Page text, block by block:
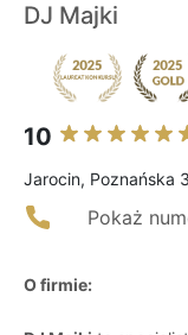
DJ Majki
10
Jarocin, Poznańska
Pokaż
O firmie: